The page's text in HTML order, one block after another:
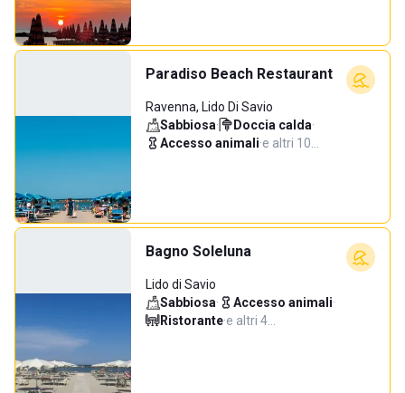
Paradiso Beach Restaurant
Ravenna, Lido Di Savio
Sabbiosa· Doccia calda·
Accesso animali·e altri 10…
Bagno Soleluna
Lido di Savio
Sabbiosa· Accesso animali·
Ristorante·e altri 4…